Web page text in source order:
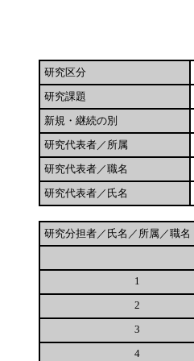
研究区分
研究課題
新規・継続の別
研究代表者／所属
研究代表者／職名
研究代表者／氏名
研究分担者／氏名／所属／職名
1
2
3
4